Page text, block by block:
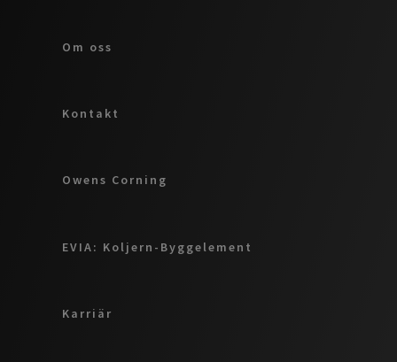
Om oss
Kontakt
Owens Corning
EVIA: Koljern-Byggelement
Karriär